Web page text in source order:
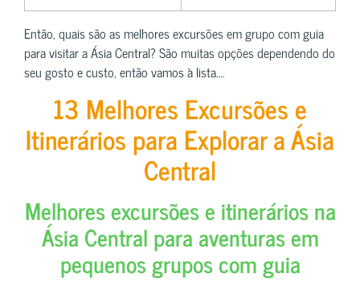
Então, quais são as melhores excursões em grupo com guia
para visitar a Ásia Central? São muitas opções dependendo do
seu gosto e custo, então vamos à lista….
13 Melhores Excursões e
Itinerários para Explorar a Ásia
Central
Melhores excursões e itinerários na
Ásia Central para aventuras em
pequenos grupos com guia